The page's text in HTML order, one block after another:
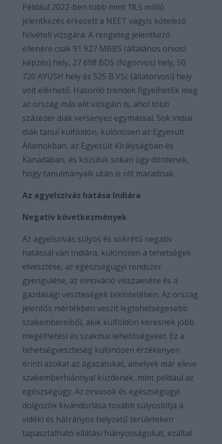
Például 2022-ben több mint 18,5 millió
jelentkezés érkezett a NEET vagyis kötelező
felvételi vizsgára. A rengeteg jelentkező
ellenére csak 91 927 MBBS (általános orvosi
képzés) hely, 27 698 BDS (fogorvos) hely, 50
720 AYUSH hely és 525 B.VSc (állatorvosi) hely
volt elérhető. Hasonló trendek figyelhetők meg
az ország más elit vizsgáin is, ahol több
százezer diák versenyez egymással. Sok indiai
diák tanul külföldön, különösen az Egyesült
Államokban, az Egyesült Királyságban és
Kanadában, és közülük sokan úgy döntenek,
hogy tanulmányaik után is ott maradnak.
Az agyelszívás hatása Indiára
Negatív következmények
Az agyelszívás súlyos és sokrétű negatív
hatással van Indiára, különösen a tehetségek
elvesztése, az egészségügyi rendszer
gyengülése, az innováció visszaesése és a
gazdasági veszteségek tekintetében. Az ország
jelentős mértékben veszít legtehetségesebb
szakembereiből, akik külföldön keresnek jobb
megélhetési és szakmai lehetőségeket. Ez a
tehetségveszteség különösen érzékenyen
érinti azokat az ágazatokat, amelyek már eleve
szakemberhiánnyal küzdenek, mint például az
egészségügy. Az orvosok és egészségügyi
dolgozók kivándorlása tovább súlyosbítja a
vidéki és hátrányos helyzetű területeken
tapasztalható ellátási hiányosságokat, ezáltal